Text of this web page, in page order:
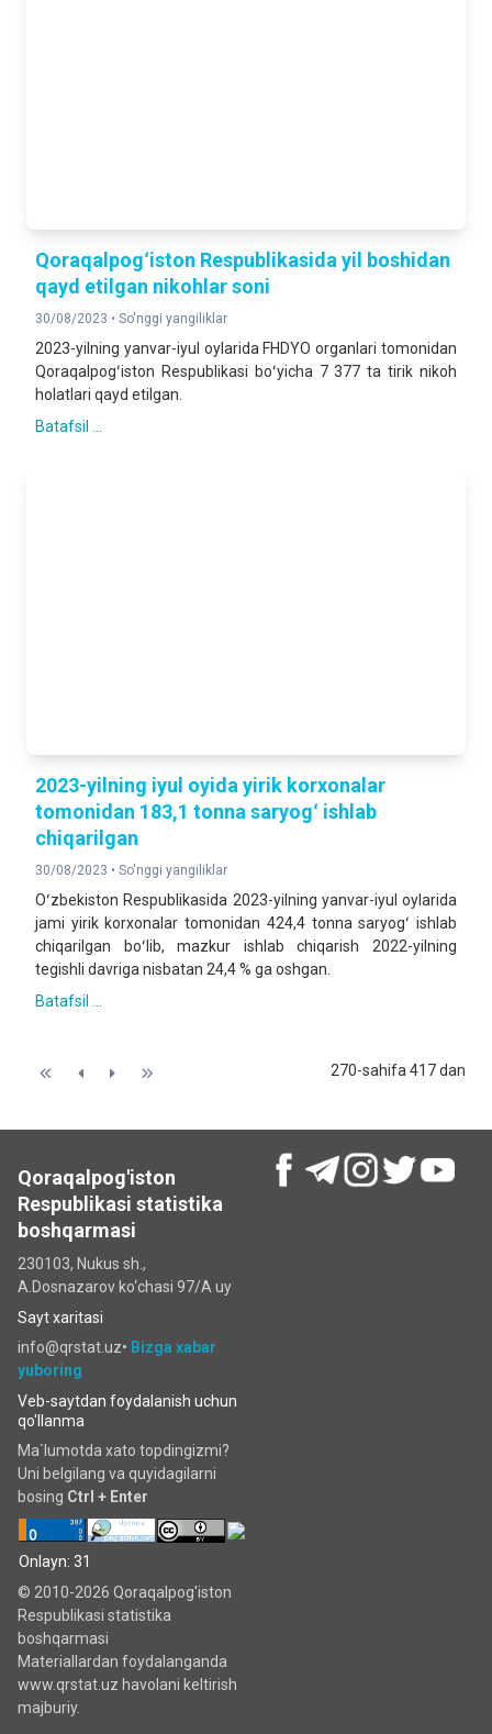
Qoraqalpogʻiston Respublikasida yil boshidan
qayd etilgan nikohlar soni
30/08/2023 • So'nggi yangiliklar
2023-yilning yanvar-iyul oylarida FHDYO organlari tomonidan
Qoraqalpogʻiston Respublikasi boʻyicha 7 377 ta tirik nikoh
holatlari qayd etilgan.
Batafsil ...
2023-yilning iyul oyida yirik korxonalar
tomonidan 183,1 tonna saryogʻ ishlab
chiqarilgan
30/08/2023 • So'nggi yangiliklar
Oʻzbekiston Respublikasida 2023-yilning yanvar-iyul oylarida
jami yirik korxonalar tomonidan 424,4 tonna saryogʻ ishlab
chiqarilgan boʻlib, mazkur ishlab chiqarish 2022-yilning
tegishli davriga nisbatan 24,4 % ga oshgan.
Batafsil ...
270-sahifa 417 dan
Qoraqalpog'iston
Respublikasi statistika
boshqarmasi
230103, Nukus sh.,
A.Dosnazarov ko‘chаsi 97/A uy
Sayt xaritasi
info@qrstat.uz• Bizga xabar
yuboring
Veb-saytdan foydalanish uchun
qo'llanma
Ma`lumotda xato topdingizmi?
Uni belgilang va quyidagilarni
bosing Ctrl + Enter
Onlayn: 31
© 2010-2026 Qoraqalpog'iston
Respublikasi statistika
boshqarmasi
Materiallardan foydalanganda
www.qrstat.uz havolani keltirish
majburiy.